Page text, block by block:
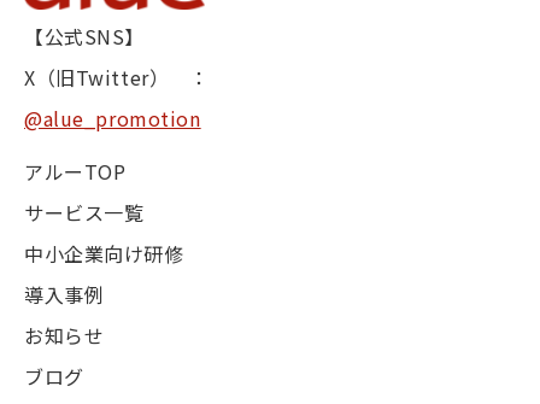
【公式SNS】
X（旧Twitter） ：
@alue_promotion
アルーTOP
サービス一覧
中小企業向け研修
導入事例
お知らせ
ブログ